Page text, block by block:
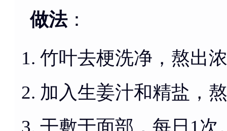
做法：
竹叶去梗洗净，熬出
加入生姜汁和精盐，
干敷于面部，每日1次